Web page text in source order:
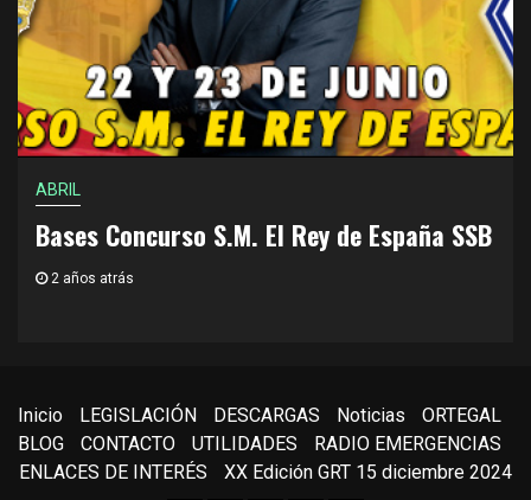
ABRIL
Bases Concurso S.M. El Rey de España SSB
2 años atrás
Inicio LEGISLACIÓN DESCARGAS Noticias
ORTEGAL
BLOG
CONTACTO UTILIDADES
RADIO EMERGENCIAS
ENLACES DE INTERÉS
XX Edición GRT 15 diciembre 2024